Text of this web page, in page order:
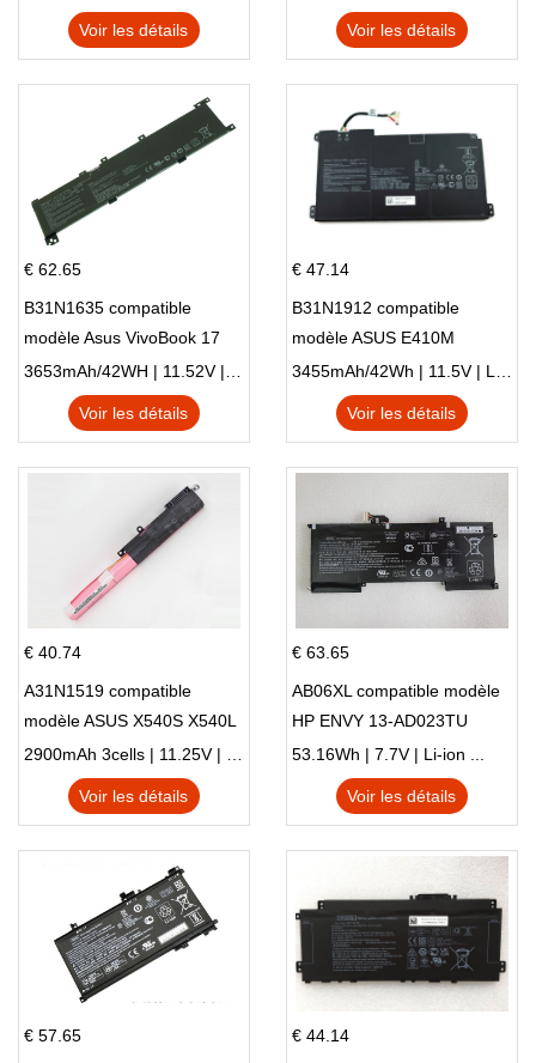
Voir les détails Voir les détails
€ 62.65
B31N1635 compatible
modèle Asus VivoBook 17
X705NC X705UA X705UV
X705UN X705UD
3653mAh/42WH | 11.52V | Li-ion ...
Voir les détails
€ 47.14
B31N1912 compatible
modèle ASUS E410M
E410MA L410MA
3455mAh/42Wh | 11.5V | Li-ion ...
Voir les détails
€ 40.74
A31N1519 compatible
modèle ASUS X540S X540L
X540LA-SI302 X540SA
X540S
2900mAh 3cells | 11.25V | Li-ion ...
Voir les détails
€ 63.65
AB06XL compatible modèle
HP ENVY 13-AD023TU
HSTNN-DB8C 921438-855
TPN-I128
53.16Wh | 7.7V | Li-ion ...
Voir les détails
€ 57.65
€ 44.14